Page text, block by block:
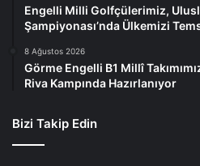
Engelli Milli Golfçülerimiz,
Şampiyonası’nda Ülkemizi
8 Ağustos 2026
Görme Engelli B1 Millî
Riva Kampında Hazırlanıyor
Bizi Takip Edin